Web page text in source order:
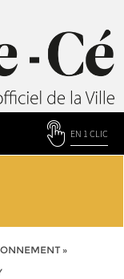
EN 1 CLIC
»